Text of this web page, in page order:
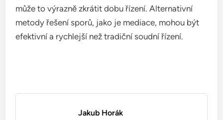
může to výrazně zkrátit dobu řízení. Alternativní
metody řešení sporů, jako je mediace, mohou být
efektivní a rychlejší než tradiční soudní řízení.
Jakub Horák